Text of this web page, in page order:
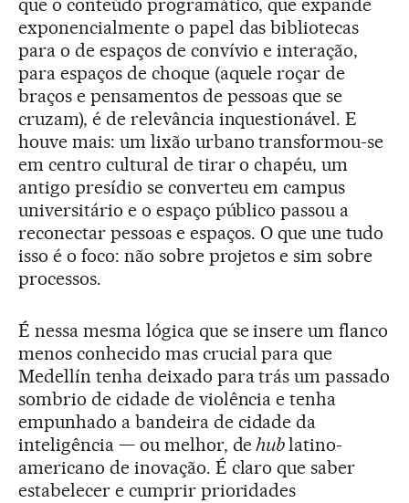
exponencialmente o papel das bibliotecas
para o de espaços de convívio e interação,
para espaços de choque (aquele roçar de
braços e pensamentos de pessoas que se
cruzam), é de relevância inquestionável. E
houve mais: um lixão urbano transformou-se
em centro cultural de tirar o chapéu, um
antigo presídio se converteu em campus
universitário e o espaço público passou a
reconectar pessoas e espaços. O que une tudo
isso é o foco: não sobre projetos e sim sobre
processos.
É nessa mesma lógica que se insere um flanco
menos conhecido mas crucial para que
Medellín tenha deixado para trás um passado
sombrio de cidade de violência e tenha
empunhado a bandeira de cidade da
inteligência — ou melhor, dehublatino-
americano de inovação. É claro que saber
estabelecer e cumprir prioridades